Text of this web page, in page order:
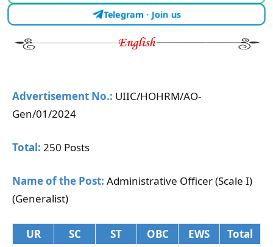
Telegram · Join us
Advertisement No.: UIIC/HOHRM/AO-
Gen/01/2024
Total: 250 Posts
Name of the Post: Administrative Officer (Scale I)
(Generalist)
UR SC ST OBC EWS
Total